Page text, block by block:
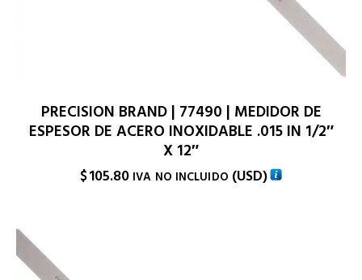
PRECISION BRAND | 77490 | MEDIDOR DE
ESPESOR DE ACERO INOXIDABLE .015 IN 1/2″
X 12″
$105.80 IVA NO INCLUIDO (USD)